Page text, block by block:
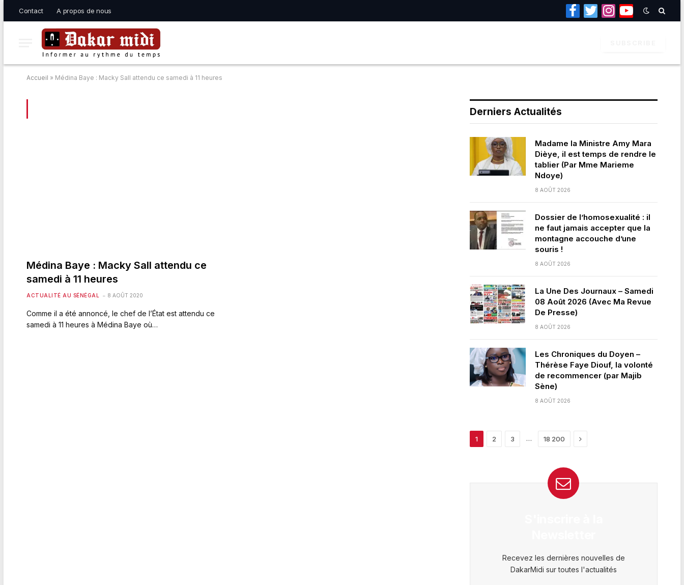
Contact A propos de nous
Facebook
TwitterInstagramYouTube
Accueil » Médina Baye : Macky Sall attendu ce samedi à 11 heures
Médina Baye : Macky Sall attendu ce
samedi à 11 heures
ACTUALITÉ AU SÉNÉGAL 8 AOÛT 2020
Comme il a été annoncé, le chef de l’État est attendu ce
samedi à 11 heures à Médina Baye où…
Derniers Actualités
Madame la Ministre Amy Mara
Dièye, il est temps de rendre le
tablier (Par Mme Marieme
Ndoye)
8 AOÛT 2026
Dossier de l’homosexualité : il
ne faut jamais accepter que la
montagne accouche d’une
souris !
8 AOÛT 2026
La Une Des Journaux – Samedi
08 Août 2026 (Avec Ma Revue
De Presse)
8 AOÛT 2026
Les Chroniques du Doyen –
Thérèse Faye Diouf, la volonté
de recommencer (par Majib
Sène)
8 AOÛT 2026
1 2 3 … 18 200 Next
Recevez les dernières nouvelles de
DakarMidi sur toutes l'actualités